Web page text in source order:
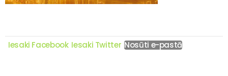
Iesaki Facebook Iesaki Twitter Nosūti e-pastā